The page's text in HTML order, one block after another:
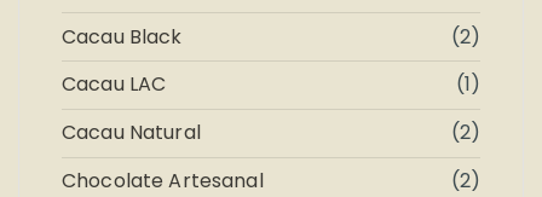
Cacau Black
(2)
Cacau LAC
(1)
Cacau Natural
(2)
Chocolate Artesanal
(2)